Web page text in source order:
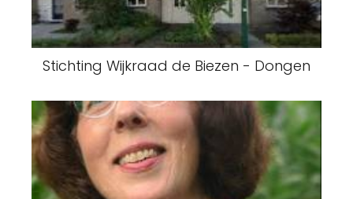
Stichting Wijkraad de Biezen - Dongen